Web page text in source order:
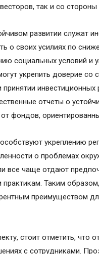
так и со
развитии служат
о своих усилиях по
социальных условий и
укрепить доверие
отчеты о
фондов,
укреплению
о проблемах
все чаще отдают
Таким
преимуществом
стоит отметить, что
с сотрудниками.